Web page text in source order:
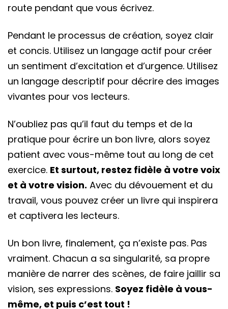
route pendant que vous écrivez.
Pendant le processus de création, soyez clair
et concis. Utilisez un langage actif pour créer
un sentiment d’excitation et d’urgence. Utilisez
un langage descriptif pour décrire des images
vivantes pour vos lecteurs.
N’oubliez pas qu’il faut du temps et de la
pratique pour écrire un bon livre, alors soyez
patient avec vous-même tout au long de cet
exercice. Et surtout, restez fidèle à votre voix
et à votre vision. Avec du dévouement et du
travail, vous pouvez créer un livre qui inspirera
et captivera les lecteurs.
Un bon livre, finalement, ça n’existe pas. Pas
vraiment. Chacun a sa singularité, sa propre
manière de narrer des scènes, de faire jaillir sa
vision, ses expressions. Soyez fidèle à vous-
même, et puis c’est tout !